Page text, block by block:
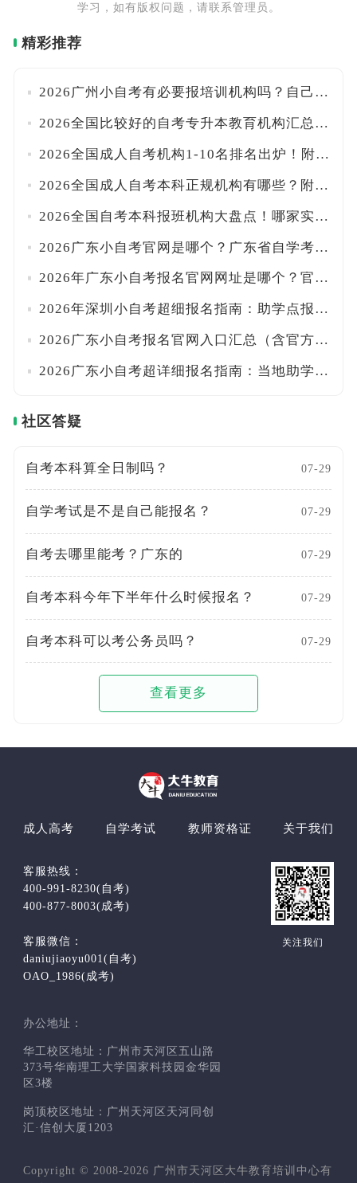
学习，如有版权问题，请联系管理员。
精彩推荐
2026广州小自考有必要报培训机构吗？自己能报名吗？附官方入口与报考流程详解！
2026全国比较好的自考专升本教育机构汇总！附口碑甄别技巧与报班注意事项
2026全国成人自考机构1-10名排名出炉！附正规资质核查与避坑指南
2026全国成人自考本科正规机构有哪些？附各省办学许可查询入口及甄别方法
2026全国自考本科报班机构大盘点！哪家实力最强？附避坑挑选指南
2026广东小自考官网是哪个？广东省自学考试管理系统+助学点查找方法全汇总！一文搞定
2026年广东小自考报名官网网址是哪个？官方系统+正规助学点名单一览！！附报名路径
2026年深圳小自考超细报名指南：助学点报名入口+学费标准+统考校考时间详解！附流程
2026广东小自考报名官网入口汇总（含官方助学点、院校专业及学费明细）！一文搞定
2026广东小自考超详细报名指南：当地助学点+报考流程+费用全汇总！附校考时间安排
社区答疑
自考本科算全日制吗？ 07-29
自学考试是不是自己能报名？ 07-29
自考去哪里能考？广东的 07-29
自考本科今年下半年什么时候报名？ 07-29
自考本科可以考公务员吗？ 07-29
查看更多
成人高考 自学考试 教师资格证 关于我们
客服热线：
400-991-8230(自考)
400-877-8003(成考)
客服微信：
daniujiaoyu001(自考)
OAO_1986(成考)
办公地址：
华工校区地址：广州市天河区五山路
373号华南理工大学国家科技园金华园
区3楼
岗顶校区地址：广州天河区天河同创
汇·信创大厦1203
关注我们
Copyright © 2008-2026 广州市天河区大牛教育培训中心有